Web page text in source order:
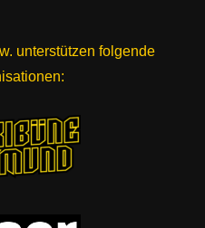
unterstützen folgende